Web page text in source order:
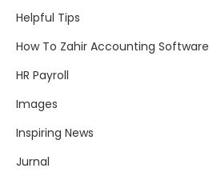
Helpful Tips
How To Zahir Accounting Software
HR Payroll
Images
Inspiring News
Jurnal